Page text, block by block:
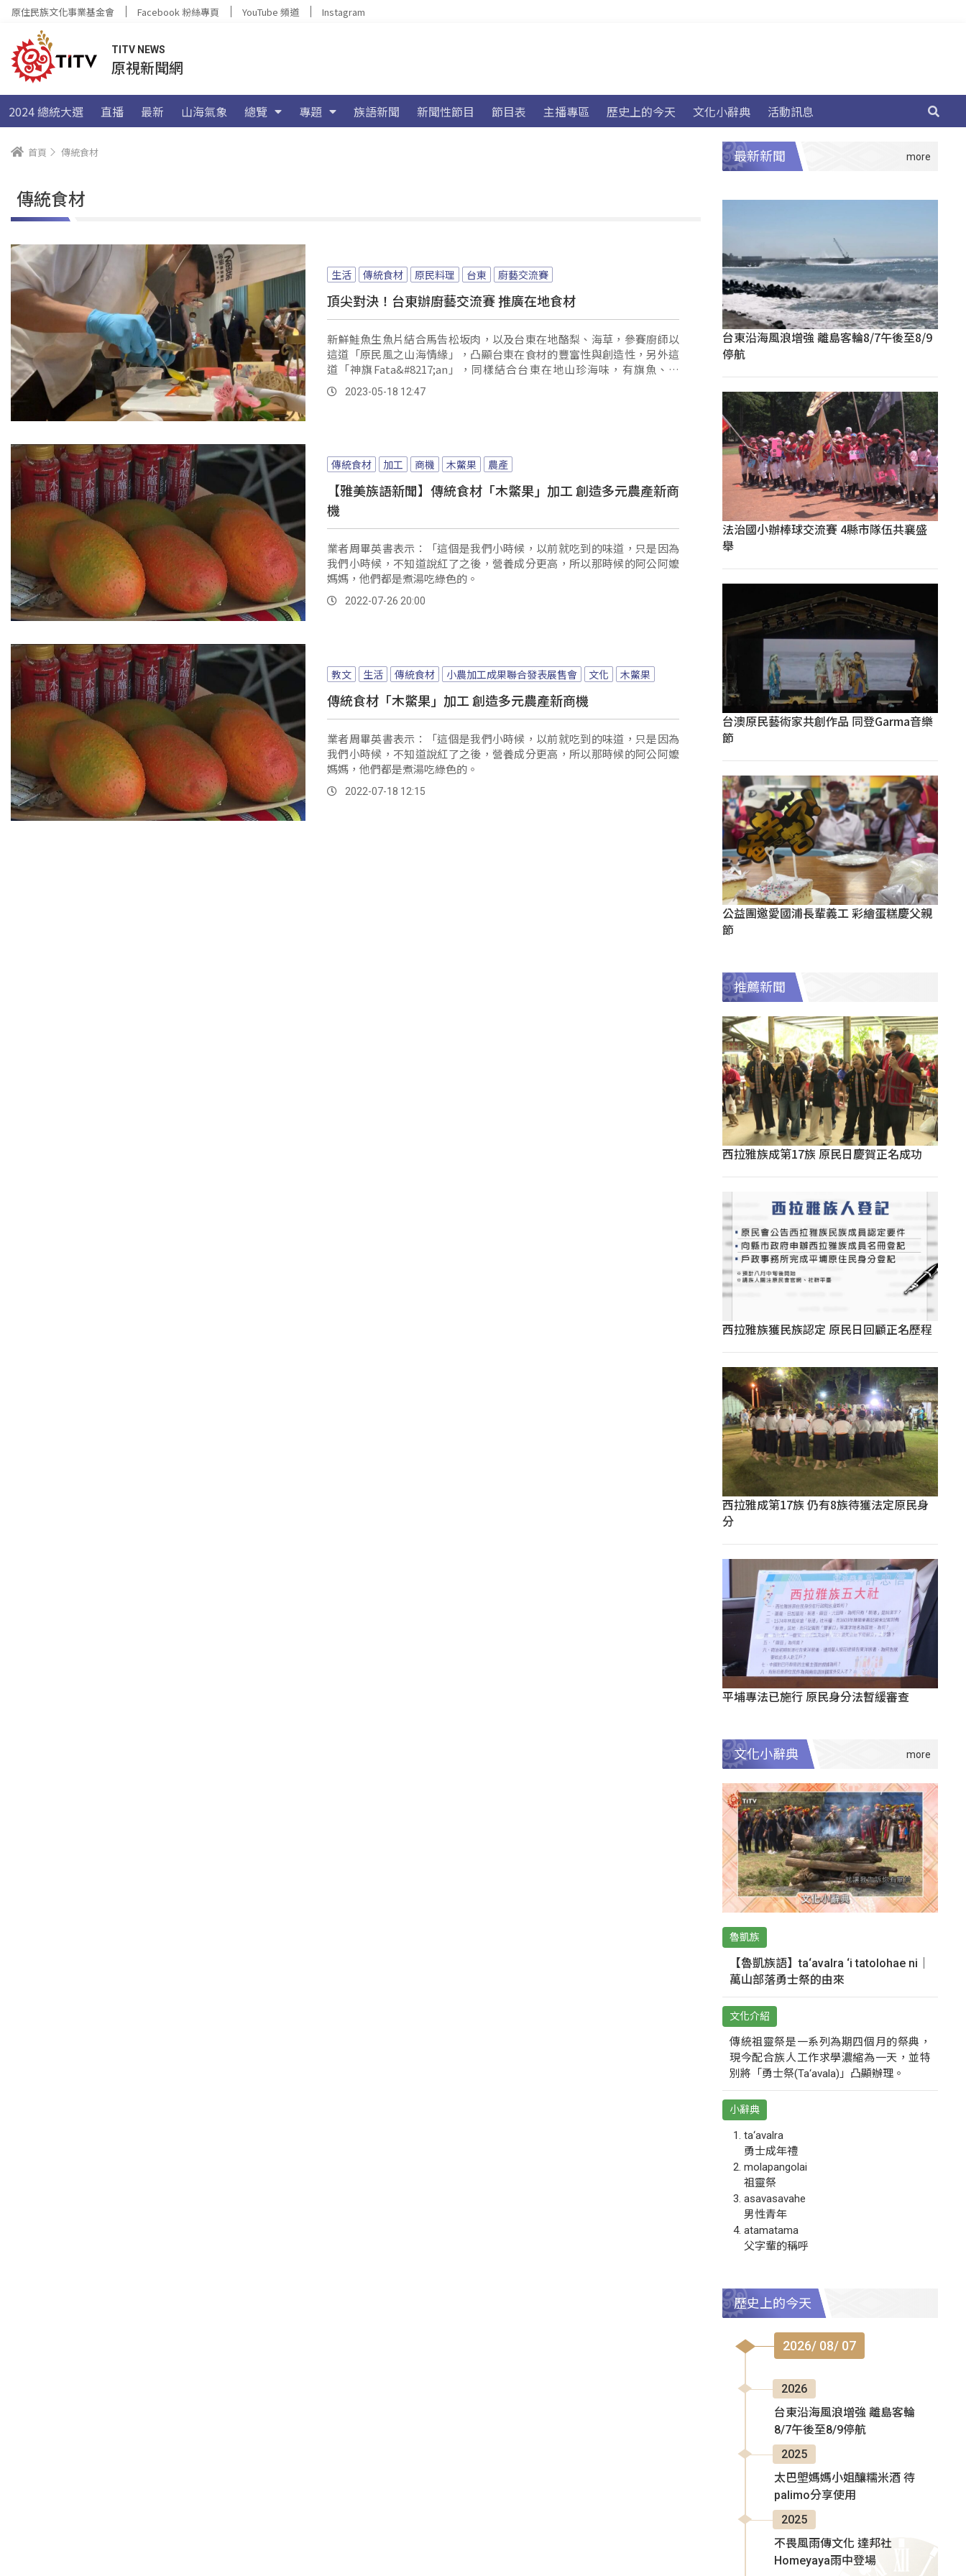
原住民族文化事業基金會 Facebook 粉絲專頁 YouTube 頻道 Instagram
TITV NEWS
原視新聞網
2024 總統大選 直播 最新 山海氣象 總覽 專題 族語新聞 新聞性節目 節目表 主播專區 歷史上的今天 文化小辭典 活動訊息
首頁 傳統食材
傳統食材
生活 傳統食材 原民料理 台東 廚藝交流賽
頂尖對決！台東辦廚藝交流賽 推廣在地食材
新鮮鮭魚生魚片結合馬告松坂肉，以及台東在地酪梨、海草，參賽廚師以
這道「原民風之山海情緣」，凸顯台東在食材的豐富性與創造性，另外這
道「神旗Fata&#8217;an」，同樣結合台東在地山珍海味，有旗魚、樹
豆、洛神花，透過創意為部落傳統食材注入新的靈魂。
2023-05-18 12:47
傳統食材 加工 商機 木鱉果 農產
【雅美族語新聞】傳統食材「木鱉果」加工 創造多元農產新商
機
業者周畢英書表示：「這個是我們小時候，以前就吃到的味道，只是因為
我們小時候，不知道說紅了之後，營養成分更高，所以那時候的阿公阿嬤
媽媽，他們都是煮湯吃綠色的。
2022-07-26 20:00
教文 生活 傳統食材 小農加工成果聯合發表展售會 文化 木鱉果
傳統食材「木鱉果」加工 創造多元農產新商機
業者周畢英書表示：「這個是我們小時候，以前就吃到的味道，只是因為
我們小時候，不知道說紅了之後，營養成分更高，所以那時候的阿公阿嬤
媽媽，他們都是煮湯吃綠色的。
2022-07-18 12:15
最新新聞
台東沿海風浪增強 離島客輪8/7午後至8/9
停航
法治國小辦棒球交流賽 4縣市隊伍共襄盛
舉
台澳原民藝術家共創作品 同登Garma音樂
節
公益團邀愛國浦長輩義工 彩繪蛋糕慶父親
節
推薦新聞
西拉雅族成第17族 原民日慶賀正名成功
西拉雅族獲民族認定 原民日回顧正名歷程
西拉雅成第17族 仍有8族待獲法定原民身
分
平埔專法已施行 原民身分法暫緩審查
文化小辭典
魯凱族
【魯凱族語】ta‘avalra ‘i tatolohae ni｜
萬山部落勇士祭的由來
文化介紹
傳統祖靈祭是一系列為期四個月的祭典，
現今配合族人工作求學濃縮為一天，並特
別將「勇士祭(Ta‘avala)」凸顯辦理。
小辭典
ta‘avalra
勇士成年禮
molapangolai
祖靈祭
asavasavahe
男性青年
atamatama
父字輩的稱呼
歷史上的今天
2026/ 08/ 07
2026
台東沿海風浪增強 離島客輪
8/7午後至8/9停航
2025
太巴塱媽媽小姐釀糯米酒 待
palimo分享使用
2025
不畏風雨傳文化 達邦社
Homeyaya雨中登場